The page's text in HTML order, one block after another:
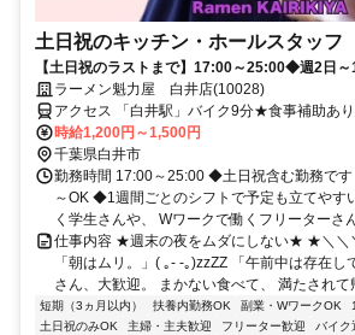
土日祝のキッチン・ホールスタッフ
【土日祝のラストまで】17:00～25:00◆週2日
自由★食事補助あり
ラーメン魁力屋 白井店(10028)
アクセス 「白井駅」バイク9分★食事補助あ
交通費規定支給★履歴書不要★週2日～OK
時給1,200円～1,500円
千葉県白井市
勤務時間 17:00～25:00 ◆土日祝含む勤務で
～OK ◆1週間ごとのシフトで予定も立てや
く学生さんや、 Wワークで働くフリーターさ
仕事内容 ★週末の夜をムダにしない★ ★＼＼
「朝はムリ。」( ｡- -｡)zzZZ 「午前中は存在
さん、大歓迎。 まかない食べて、 満たされて
短期（3ヵ月以内） 扶養内勤務OK 副業・WワークOK
土日祝のみOK
主婦・主夫歓迎 フリーター歓迎 バイク